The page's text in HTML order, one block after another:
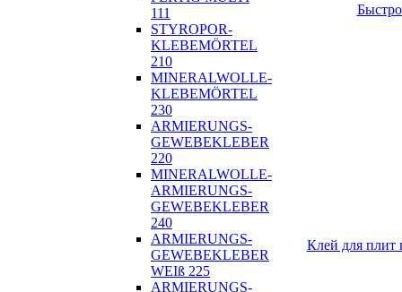
111
STYROPOR-
KLEBEMÖRTEL
210
MINERALWOLLE-
KLEBEMÖRTEL
230
ARMIERUNGS-
GEWEBEKLEBER
220
MINERALWOLLE-
ARMIERUNGS-
GEWEBEKLEBER
240
ARMIERUNGS-
GEWEBEKLEBER
WEIß 225
ARMIERUNGS-
Клей для